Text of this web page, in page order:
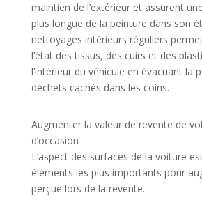
maintien de l’extérieur et assurent
plus longue de la peinture dans son
nettoyages intérieurs réguliers
l’état des tissus, des cuirs et des
l’intérieur du véhicule en évacuant la
déchets cachés dans les coins.
Augmenter la valeur de revente de
d’occasion
L’aspect des surfaces de la voiture
éléments les plus importants pour
perçue lors de la revente.